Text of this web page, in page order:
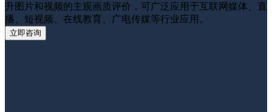
升图片和视频的主观画质评价，可广泛应用于互联网媒体、直
播、短视频、在线教育、广电传媒等行业应用。
立即咨询